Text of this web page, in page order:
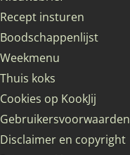
Recept insturen
Boodschappenlijst
Weekmenu
Thuis koks
Cookies op KookJij
Gebruikersvoorwaarden
Disclaimer en copyright